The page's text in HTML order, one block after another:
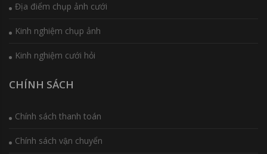
Địa điểm chụp ảnh cưới
Kinh nghiệm chụp ảnh
Kinh nghiệm cưới hỏi
CHÍNH SÁCH
Chính sách thanh toán
Chính sách vận chuyển